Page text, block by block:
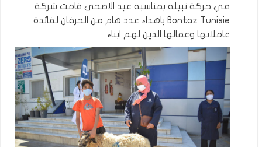
في حركة نبيلة بمناسبة عيد الاضحى قامت شركة
Bontaz Tunisie باهداء عدد هام من الحرفان لفائدة
عاملاتها وعمالها الذين لهم ابناء